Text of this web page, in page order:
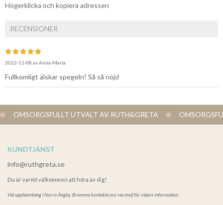
Högerklicka och kopiera adressen
RECENSIONER
2022-11-08 avAnna-Maria
Fullkomligt älskar spegeln! Så så nöjd
OMSORGSFULLT UTVALT AV RUTH&GRETA
KUNDTJÄNST
info@ruthgreta.se
Du är varmt välkommen att höra av dig!
Vid upphämtning iNorra Ängby, Bromma kontakta oss via mejl för vidare information